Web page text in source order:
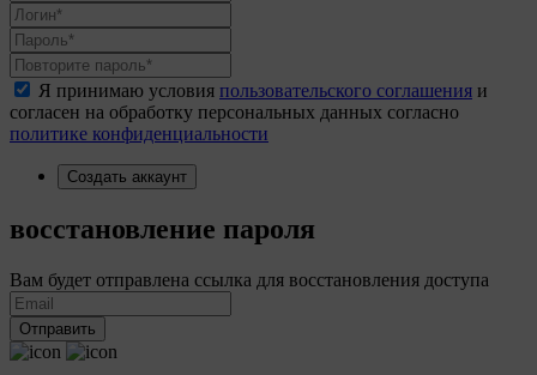
Я принимаю условия пользовательского соглашения и
согласен на обработку персональных данных согласно
политике конфиденциальности
Создать аккаунт
восстановление пароля
Вам будет отправлена ссылка для восстановления доступа
Отправить